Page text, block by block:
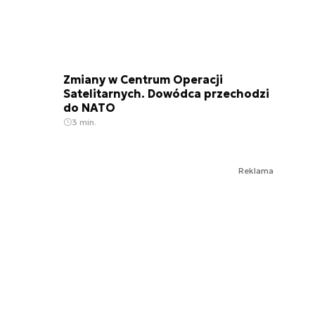
Zmiany w Centrum Operacji
Satelitarnych. Dowódca przechodzi
do NATO
3 min.
Reklama